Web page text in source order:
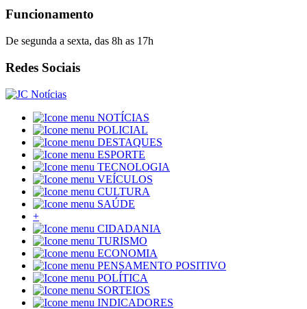
Funcionamento
De segunda a sexta, das 8h as 17h
Redes Sociais
NOTÍCIAS
POLICIAL
DESTAQUES
ESPORTE
TECNOLOGIA
VEÍCULOS
CULTURA
SAÚDE
+
CIDADANIA
TURISMO
ECONOMIA
PENSAMENTO POSITIVO
POLÍTICA
SORTEIOS
INDICADORES